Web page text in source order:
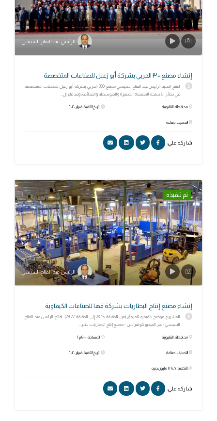
الرئيس عبد الفتاح السيسي
إنشاء مصنع ٣٠٠ الحربي بشركة أبو زعبل للصناعات المتخصصة
افتتح السيد الرئيس عبد الفتاح السيسي مصنع 300 الحربي بشركة أبو زعبل للصناعات المتخصصة
في ذخائر الأسلحة المتعددة الصغيرة والمتوسطة والقذائف، وقد قام ال...
محافظة: القليوبية
التصنيف: صناعة
تاريخ التنفيذ: فبراير ٢٠٢٠
شاركه علي:
تم تنفيذه
الرئيس عبد الفتاح السيسي
إنشاء مصنع إنتاج البطاريات بشركة قها للصناعات الكيماوية
المشروع موضح بالفيديو المرفق (من الدقيقة 28:15 إلى الدقيقة 29:27). افتتح الرئيس عبد الفتاح
السيسي - عبر الفيديو كونفرانس - مصنع إنتاج البطاريات بشر...
محافظة: القليوبية
التصنيف: صناعة
التكلفة: ١٢٤٫٧ مليون جنيه
المساحة: ٤٠٠٠ م٢
تاريخ التنفيذ: فبراير ٢٠٢٠
شاركه علي: